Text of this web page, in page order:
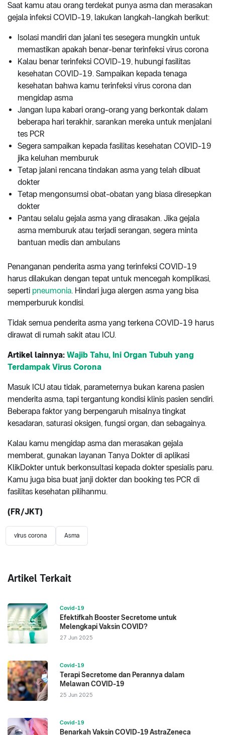
Saat kamu atau orang terdekat punya asma dan merasakan
gejala infeksi COVID-19, lakukan langkah-langkah berikut:
Isolasi mandiri dan jalani tes sesegera mungkin untuk
memastikan apakah benar-benar terinfeksi virus corona
Kalau benar terinfeksi COVID-19, hubungi fasilitas
kesehatan COVID-19. Sampaikan kepada tenaga
kesehatan bahwa kamu terinfeksi virus corona dan
mengidap asma
Jangan lupa kabari orang-orang yang berkontak dalam
beberapa hari terakhir, sarankan mereka untuk menjalani
tes PCR
Segera sampaikan kepada fasilitas kesehatan COVID-19
jika keluhan memburuk
Tetap jalani rencana tindakan asma yang telah dibuat
dokter
Tetap mengonsumsi obat-obatan yang biasa diresepkan
dokter
Pantau selalu gejala asma yang dirasakan. Jika gejala
asma memburuk atau terjadi serangan, segera minta
bantuan medis dan ambulans
Penanganan penderita asma yang terinfeksi COVID-19
harus dilakukan dengan tepat untuk mencegah komplikasi,
seperti pneumonia. Hindari juga alergen asma yang bisa
memperburuk kondisi.
Tidak semua penderita asma yang terkena COVID-19 harus
dirawat di rumah sakit atau ICU.
Artikel lainnya: Wajib Tahu, Ini Organ Tubuh yang
Terdampak Virus Corona
Masuk ICU atau tidak, parameternya bukan karena pasien
menderita asma, tapi tergantung kondisi klinis pasien sendiri.
Beberapa faktor yang berpengaruh misalnya tingkat
kesadaran, saturasi oksigen, fungsi organ, dan sebagainya.
Kalau kamu mengidap asma dan merasakan gejala
memberat, gunakan layanan Tanya Dokter di aplikasi
KlikDokter untuk berkonsultasi kepada dokter spesialis paru.
Kamu juga bisa buat janji dokter dan booking tes PCR di
fasilitas kesehatan pilihanmu.
(FR/JKT)
virus corona Asma
Artikel Terkait
Covid-19
Efektifkah Booster Secretome untuk
Melengkapi Vaksin COVID?
27 Jun 2025
Covid-19
Terapi Secretome dan Perannya dalam
Melawan COVID-19
25 Jun 2025
Covid-19
Benarkah Vaksin COVID-19 AstraZeneca